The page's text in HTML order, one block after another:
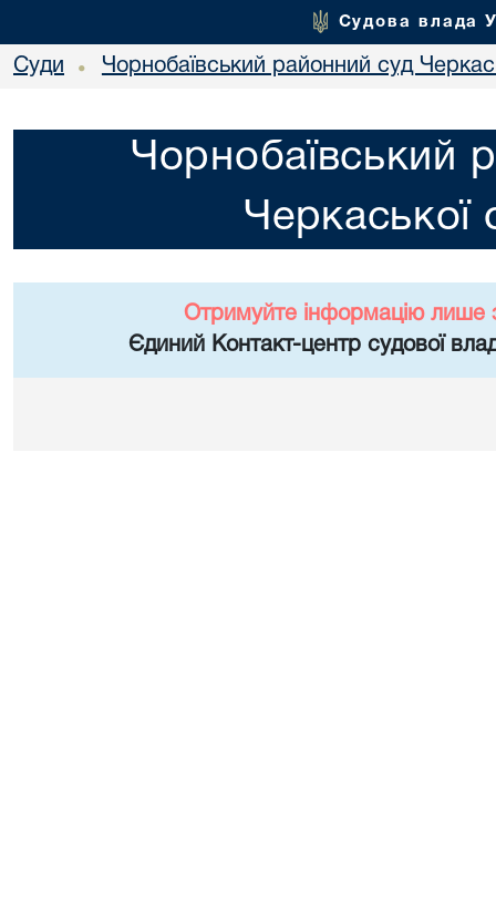
Судова влада
Суди • Чорнобаївський районний суд
Чорнобаївський
Черкаської
Отримуйте інформацію лише
Єдиний Контакт-центр судової